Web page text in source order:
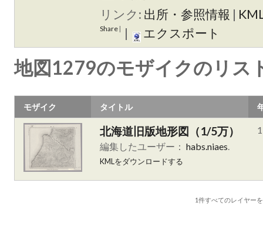
リンク: 出所・参照情報 |
Share | エクスポート
地図1279のモザイクのリス
モザイク タイトル
北海道旧版地形図（1/5万）
編集したユーザー： habs.niaes
KMLをダウンロードする
1件すべてのレイヤー